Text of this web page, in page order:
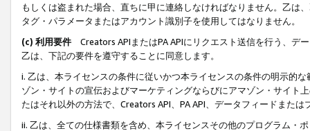
もしくは盗まれた場合、直ちに甲に連絡しなければなりません。乙は
タグ・パラメータまたはアカウント識別子を使用してはなりません。
(c) 利用要件 Creators APIまたはPA APIにリクエスト送信を行う、デ
乙は、下記の要件を遵守することに同意します。
i. 乙は、本ライセンスの条件に従いかつ本ライセンスの条件の明示的
ゾン・サイトの宣伝およびマーケティングならびにアマゾン・サイト
たはそれ以外の方法で、Creators API、PA API、データフィードまた
ii. 乙は、全ての仕様書類を含め、本ライセンスその他のプログラム・